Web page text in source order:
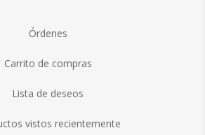
Órdenes
Carrito de compras
Lista de deseos
vistos recientemente